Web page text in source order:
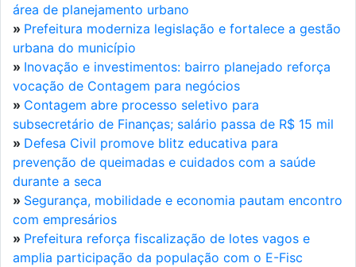
área de planejamento urbano
» Prefeitura moderniza legislação e fortalece a gestão
urbana do município
» Inovação e investimentos: bairro planejado reforça
vocação de Contagem para negócios
» Contagem abre processo seletivo para
subsecretário de Finanças; salário passa de R$ 15 mil
» Defesa Civil promove blitz educativa para
prevenção de queimadas e cuidados com a saúde
durante a seca
» Segurança, mobilidade e economia pautam encontro
com empresários
» Prefeitura reforça fiscalização de lotes vagos e
amplia participação da população com o E-Fisc